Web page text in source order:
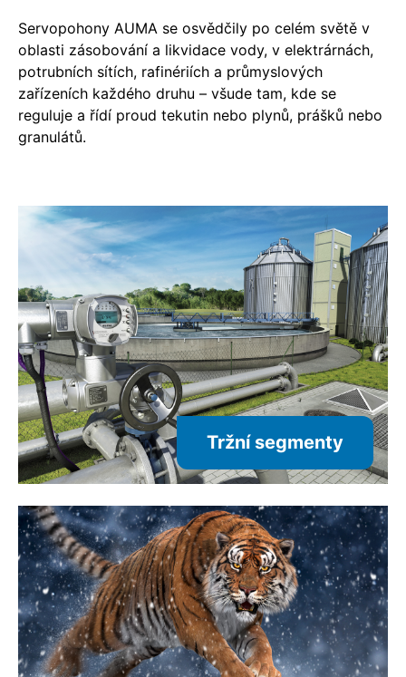
Servopohony AUMA se osvědčily po celém světě v
oblasti zásobování a likvidace vody, v elektrárnách,
potrubních sítích, rafinériích a průmyslových
zařízeních každého druhu – všude tam, kde se
reguluje a řídí proud tekutin nebo plynů, prášků nebo
granulátů.
Tržní segmenty